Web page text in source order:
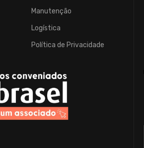
Manutenção
Logística
Política de Privacidade